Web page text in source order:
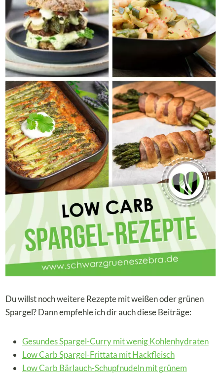
Du willst noch weitere Rezepte mit weißen oder grünen
Spargel? Dann empfehle ich dir auch diese Beiträge:
Gesundes Spargel-Curry mit wenig Kohlenhydraten
Low Carb Spargel-Frittata mit Hackfleisch
Low Carb Bärlauch-Schupfnudeln mit grünem